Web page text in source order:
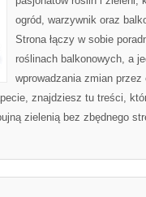
ogród, warzywnik oraz
Strona łączy w sobie
roślinach balkonowych, a
wprowadzania zmian przez
znajdziesz tu treści,
zielenią bez zbędnego